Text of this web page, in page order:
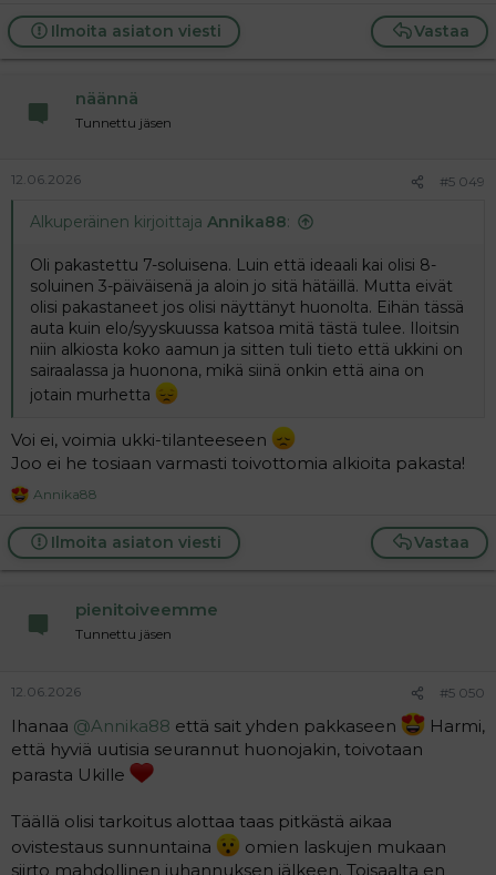
a
c
t
Vastaa
Ilmoita asiaton viesti
näännä
Tunnettu jäsen
12.06.2026 #5 049
Alkuperäinen kirjoittaja Annika88:
Oli pakastettu 7-soluisena. Luin että ideaali kai olisi 8-
soluinen 3-päiväisenä ja aloin jo sitä hätäillä. Mutta eivät
olisi pakastaneet jos olisi näyttänyt huonolta. Eihän tässä
auta kuin elo/syyskuussa katsoa mitä tästä tulee. Iloitsin
niin alkiosta koko aamun ja sitten tuli tieto että ukkini on
sairaalassa ja huonona, mikä siinä onkin että aina on
jotain murhetta
Voi ei, voimia ukki-tilanteeseen
Joo ei he tosiaan varmasti toivottomia alkioita pakasta!
R
a
c
t
Annika88
Vastaa
Ilmoita asiaton viesti
pienitoiveemme
Tunnettu jäsen
12.06.2026 #5 050
Ihanaa @Annika88 että sait yhden pakkaseen
Harmi,
että hyviä uutisia seurannut huonojakin, toivotaan
parasta Ukille
Täällä olisi tarkoitus alottaa taas pitkästä aikaa
ovistestaus sunnuntaina
omien laskujen mukaan
siirto mahdollinen juhannuksen jälkeen. Toisaalta en